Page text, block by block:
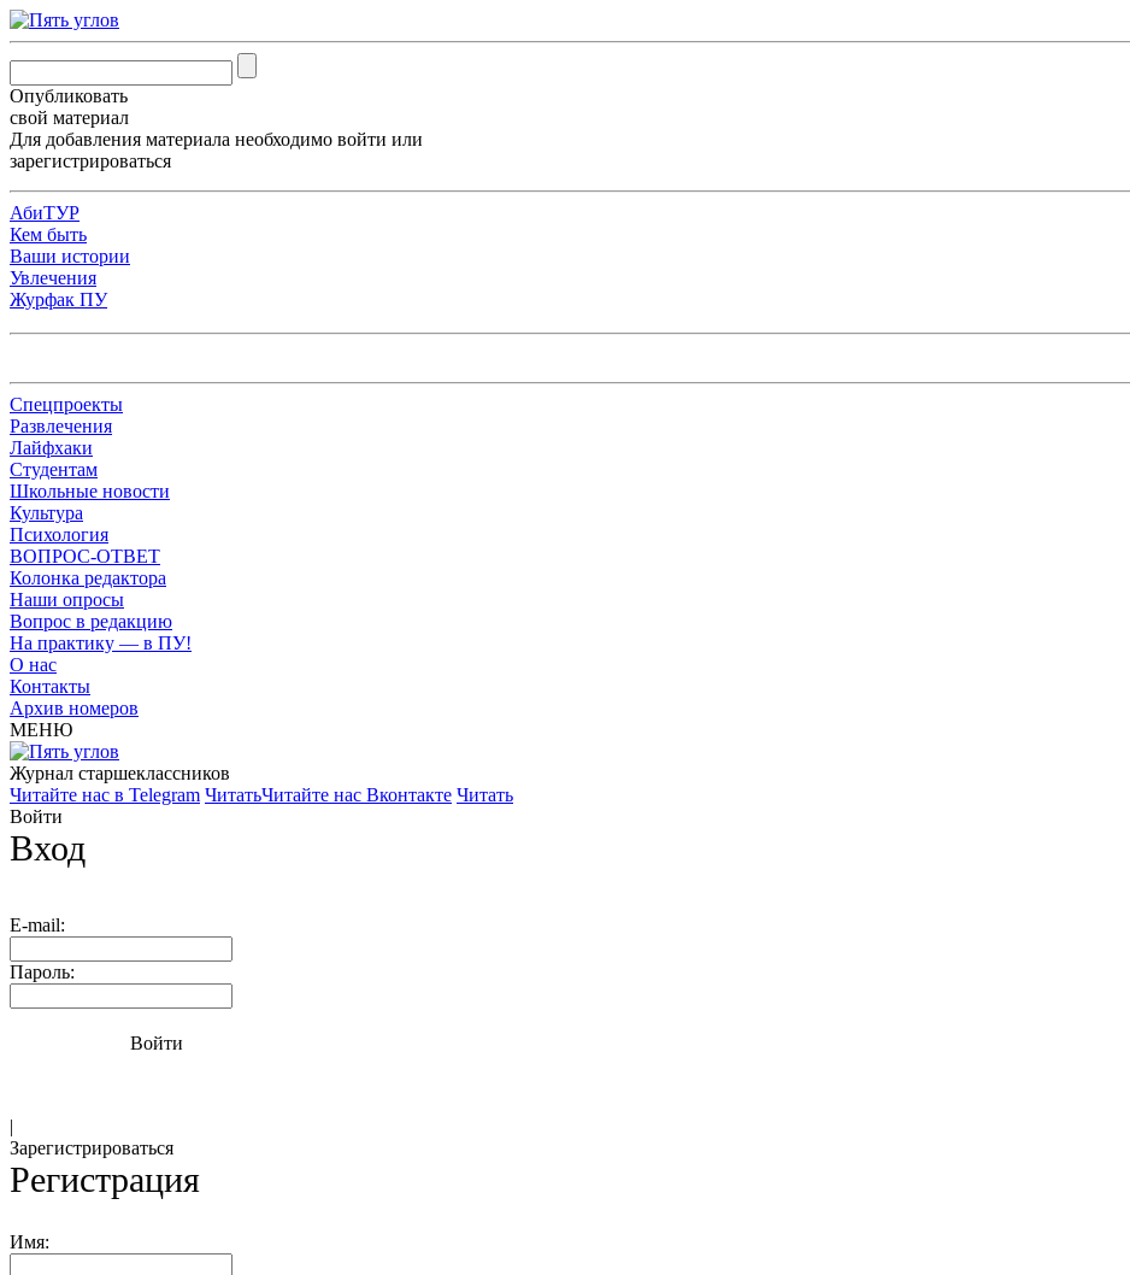
Опубликовать
свой материал
Для добавления материала необходимо войти или
зарегистрироваться
АбиТУР
Кем быть
Ваши истории
Увлечения
Журфак ПУ
Спецпроекты
Развлечения
Лайфхаки
Студентам
Школьные новости
Культура
Психология
ВОПРОС-ОТВЕТ
Колонка редактора
Наши опросы
Вопрос в редакцию
На практику — в ПУ!
О нас
Контакты
Архив номеров
МЕНЮ
Журнал старшекласcников
Читайте нас в Telegram ЧитатьЧитайте нас Вконтакте Читать
Войти
Вход
E-mail:
Пароль:
Войти
|
Зарегистрироваться
Регистрация
Имя: